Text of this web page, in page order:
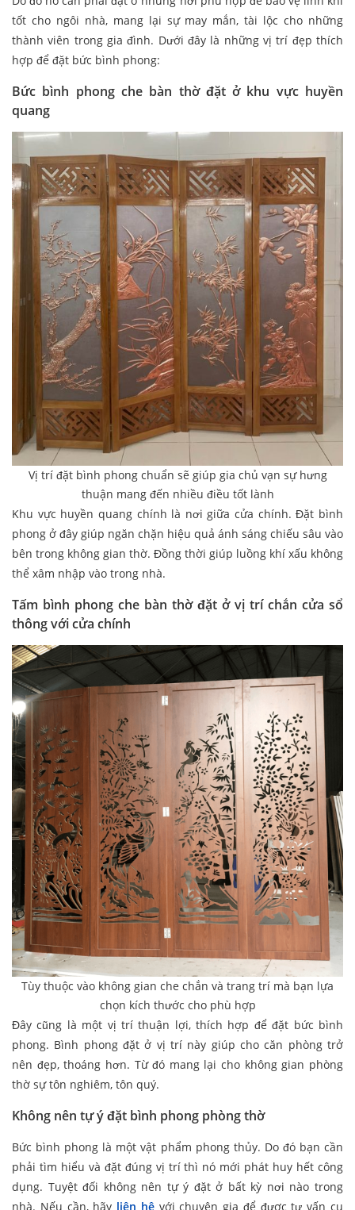
tốt cho ngôi nhà, mang lại sự may mắn, tài lộc cho những
thành viên trong gia đình. Dưới đây là những vị trí đẹp thích
hợp để đặt bức bình phong:
Bức bình phong che bàn thờ đặt ở khu vực huyền
quang
Vị trí đặt bình phong chuẩn sẽ giúp gia chủ vạn sự hưng
thuận mang đến nhiều điều tốt lành
Khu vực huyền quang chính là nơi giữa cửa chính. Đặt bình
phong ở đây giúp ngăn chặn hiệu quả ánh sáng chiếu sâu vào
bên trong không gian thờ. Đồng thời giúp luồng khí xấu không
thể xâm nhập vào trong nhà.
Tấm bình phong che bàn thờ đặt ở vị trí chắn cửa sổ
thông với cửa chính
Tùy thuộc vào không gian che chắn và trang trí mà bạn lựa
chọn kích thước cho phù hợp
Đây cũng là một vị trí thuận lợi, thích hợp để đặt bức bình
phong. Bình phong đặt ở vị trí này giúp cho căn phòng trở
nên đẹp, thoáng hơn. Từ đó mang lại cho không gian phòng
thờ sự tôn nghiêm, tôn quý.
Không nên tự ý đặt bình phong phòng thờ
Bức bình phong là một vật phẩm phong thủy. Do đó bạn cần
phải tìm hiểu và đặt đúng vị trí thì nó mới phát huy hết công
dụng. Tuyệt đối không nên tự ý đặt ở bất kỳ nơi nào trong
nhà. Nếu cần, hãy liên hệvới chuyên gia để được tư vấn cụ